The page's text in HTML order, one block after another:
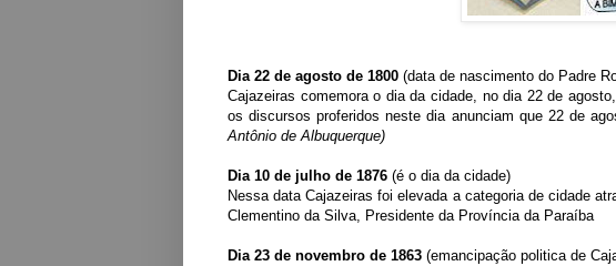
Dia 22 de agosto de 1800 (data de nascimento do Padre
Cajazeiras comemora o dia da cidade, no dia 22 de
os discursos proferidos neste dia anunciam que 22 de
Antônio de Albuquerque)
Dia 10 de julho de 1876 (é o dia da cidade)
Nessa data Cajazeiras foi elevada a categoria de cidade
Clementino da Silva, Presidente da Província da Paraíba
Dia 23 de novembro de 1863 (emancipação politica de